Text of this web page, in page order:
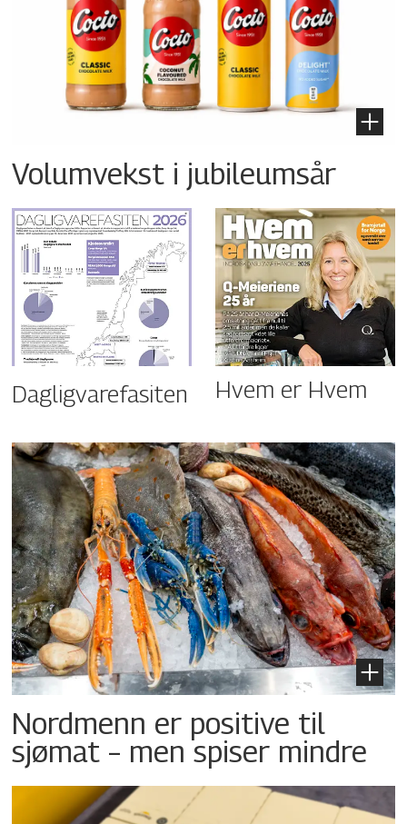
Volumvekst i jubileumsår
Dagligvarefasiten Hvem er Hvem
Nordmenn er positive til
sjømat – men spiser mindre